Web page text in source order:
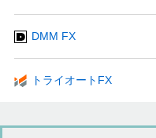
DMM FX
トライオートFX